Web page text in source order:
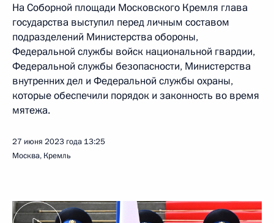
На Соборной площади Московского Кремля глава
государства выступил перед личным составом
подразделений Министерства обороны,
Федеральной службы войск национальной гвардии,
Федеральной службы безопасности, Министерства
внутренних дел и Федеральной службы охраны,
которые обеспечили порядок и законность во время
мятежа.
27 июня 2023 года 13:25
Москва, Кремль